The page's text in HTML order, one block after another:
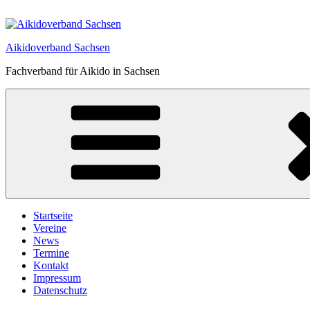
Inhalt
Aikidoverband Sachsen
Fachverband für Aikido in Sachsen
Startseite
Vereine
News
Termine
Kontakt
Impressum
Datenschutz